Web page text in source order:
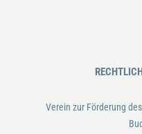
Verein zur Förderung